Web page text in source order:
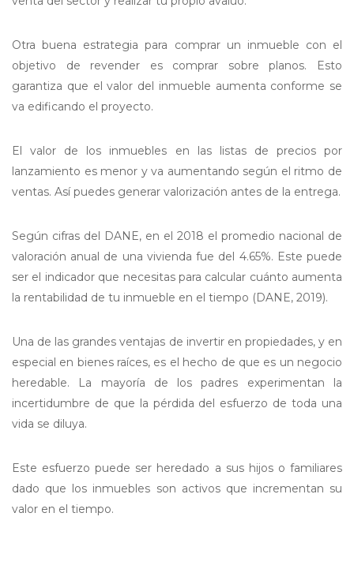
Otra buena estrategia para comprar un inmueble con el
objetivo de revender es comprar sobre planos. Esto
garantiza que el valor del inmueble aumenta conforme se
va edificando el proyecto.
El valor de los inmuebles en las listas de precios por
lanzamiento es menor y va aumentando según el ritmo de
ventas. Así puedes generar valorización antes de la entrega.
Según cifras del DANE, en el 2018 el promedio nacional de
valoración anual de una vivienda fue del 4.65%. Este puede
ser el indicador que necesitas para calcular cuánto aumenta
la rentabilidad de tu inmueble en el tiempo (DANE, 2019).
Una de las grandes ventajas de invertir en propiedades, y en
especial en bienes raíces, es el hecho de que es un negocio
heredable. La mayoría de los padres experimentan la
incertidumbre de que la pérdida del esfuerzo de toda una
vida se diluya.
Este esfuerzo puede ser heredado a sus hijos o familiares
dado que los inmuebles son activos que incrementan su
valor en el tiempo.